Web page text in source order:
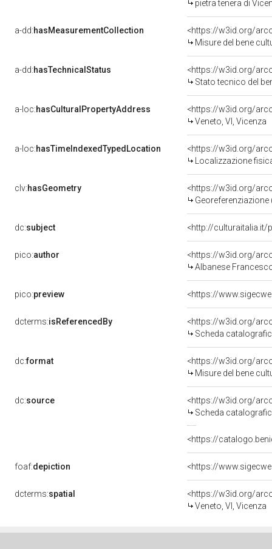
pietra tenera di
a-dd:hasMeasurementCollection
<https://w3id.org/
Misure del bene
a-dd:hasTechnicalStatus
<https://w3id.org/
Stato tecnico del
a-loc:hasCulturalPropertyAddress
<https://w3id.org/
Veneto, VI, Vicenza
a-loc:hasTimeIndexedTypedLocation
<https://w3id.org/
Localizzazione
clv:hasGeometry
<https://w3id.org/
Georeferenziazione
dc:subject <http://culturaitalia.it/
pico:author
<https://w3id.org/
Albanese
pico:preview
dcterms:isReferencedBy
<https://w3id.org/
Scheda
dc:format
<https://w3id.org/
Misure del bene
dc:source
<https://w3id.org/
Scheda
<https://
foaf:depiction
dcterms:spatial
<https://w3id.org/
Veneto, VI, Vicenza